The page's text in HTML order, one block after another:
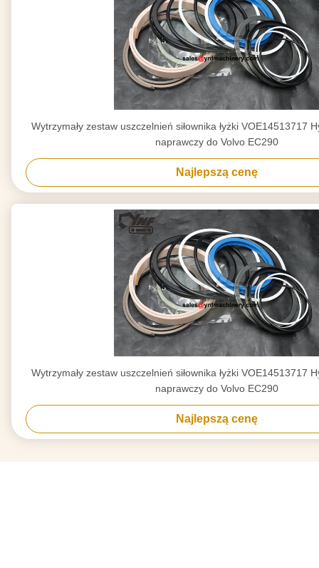
Wytrzymały zestaw uszczelnień siłownika łyżki VOE14513717
naprawczy do Volvo EC290
Najlepszą cenę
Wytrzymały zestaw uszczelnień siłownika łyżki VOE14513717
naprawczy do Volvo EC290
Najlepszą cenę